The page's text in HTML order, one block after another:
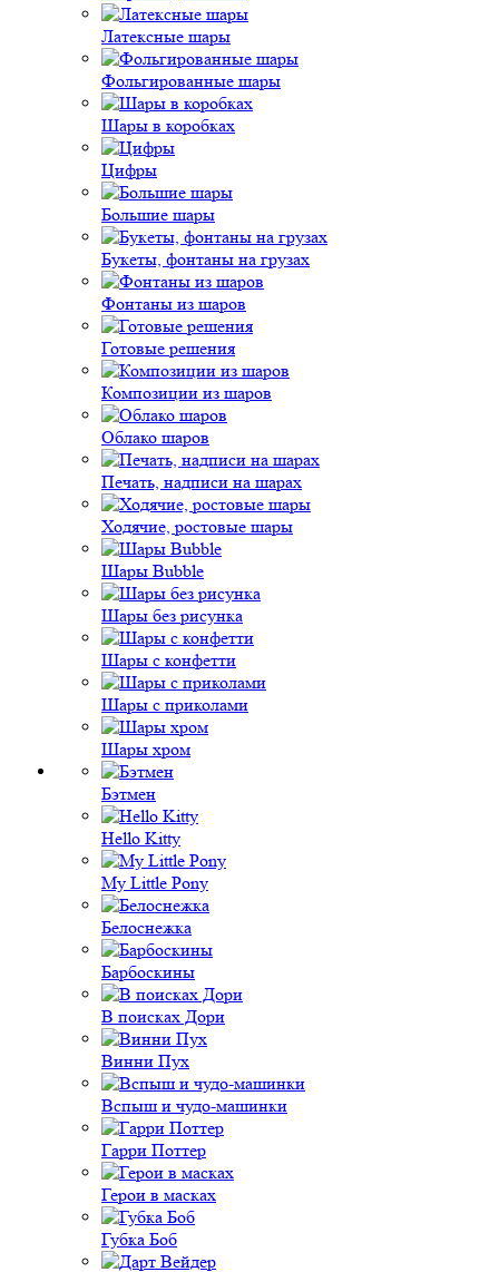
Латексные шары
Фольгированные шары
Шары в коробках
Цифры
Большие шары
Букеты, фонтаны на грузах
Фонтаны из шаров
Готовые решения
Композиции из шаров
Облако шаров
Печать, надписи на шарах
Ходячие, ростовые шары
Шары Bubble
Шары без рисунка
Шары с конфетти
Шары с приколами
Шары хром
Бэтмен
Hello Kitty
My Little Pony
Белоснежка
Барбоскины
В поисках Дори
Винни Пух
Вспыш и чудо-машинки
Гарри Поттер
Герои в масках
Губка Боб